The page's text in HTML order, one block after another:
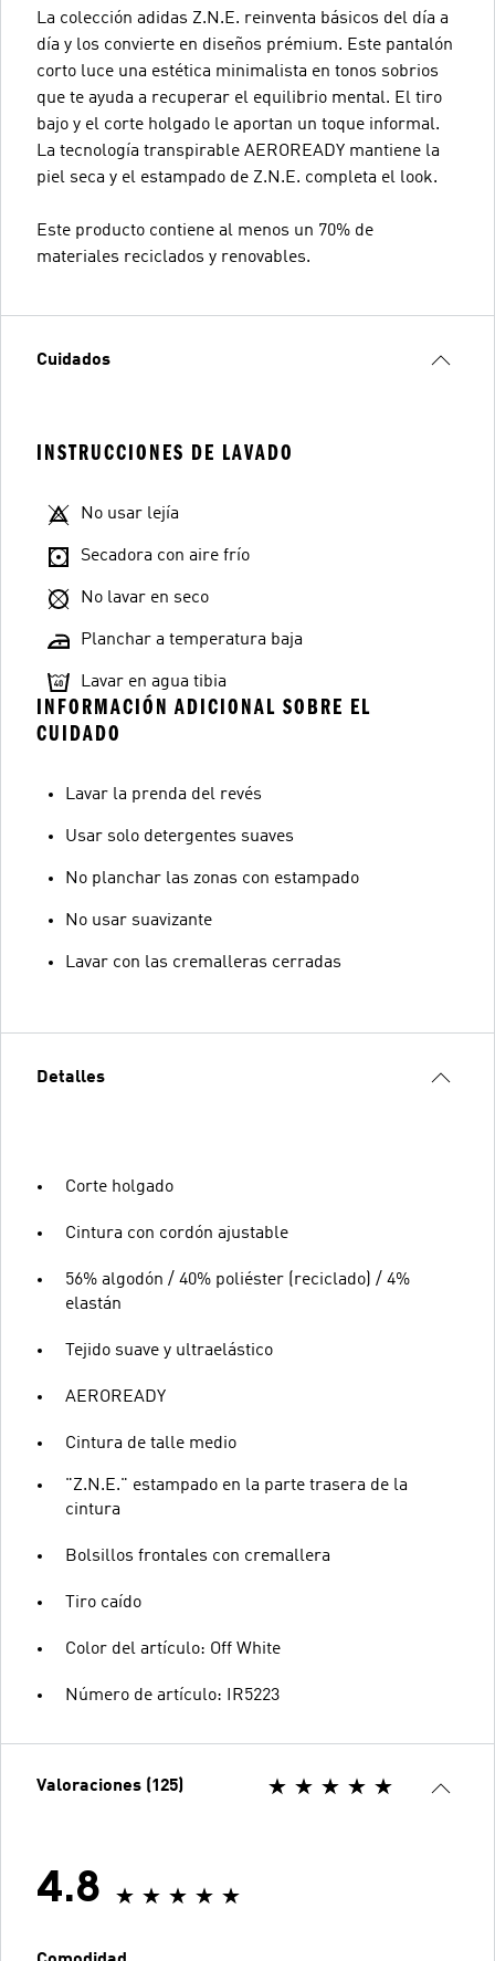
La colección adidas Z.N.E. reinventa básicos del día a
día y los convierte en diseños prémium. Este pantalón
corto luce una estética minimalista en tonos sobrios
que te ayuda a recuperar el equilibrio mental. El tiro
bajo y el corte holgado le aportan un toque informal.
La tecnología transpirable AEROREADY mantiene la
piel seca y el estampado de Z.N.E. completa el look.
Este producto contiene al menos un 70% de
materiales reciclados y renovables.
Cuidados
INSTRUCCIONES DE LAVADO
No usar lejía
Secadora con aire frío
No lavar en seco
Planchar a temperatura baja
Lavar en agua tibia
INFORMACIÓN ADICIONAL SOBRE EL
CUIDADO
Lavar la prenda del revés
Usar solo detergentes suaves
No planchar las zonas con estampado
No usar suavizante
Lavar con las cremalleras cerradas
Detalles
Corte holgado
Cintura con cordón ajustable
56% algodón / 40% poliéster (reciclado) / 4%
elastán
Tejido suave y ultraelástico
AEROREADY
Cintura de talle medio
"Z.N.E." estampado en la parte trasera de la
cintura
Bolsillos frontales con cremallera
Tiro caído
Color del artículo: Off White
Número de artículo: IR5223
Valoraciones (125)
4.8